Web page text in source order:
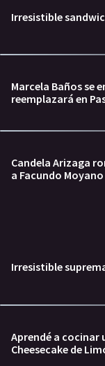
Irresistible
Marcela Baños se
reemplazará en
Candela Arizaga
a Facundo Moyano
Irresistible
Aprendé a cocinar
Cheesecake de